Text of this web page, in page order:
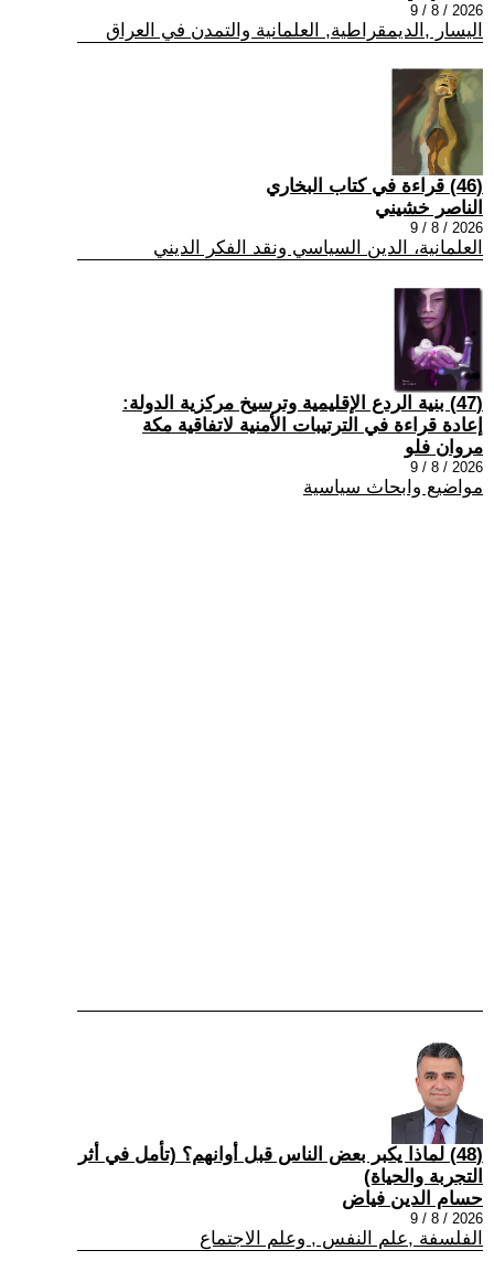
2026 / 8 / 9
اليسار ,الديمقراطية, العلمانية والتمدن في العراق
(46) قراءة في كتاب البخاري
الناصر خشيني
2026 / 8 / 9
العلمانية، الدين السياسي ونقد الفكر الديني
(47) بنية الردع الإقليمية وترسيخ مركزية الدولة:
إعادة قراءة في الترتيبات الأمنية لاتفاقية مكة
مروان فلو
2026 / 8 / 9
مواضيع وابحاث سياسية
(48) لماذا يكبر بعض الناس قبل أوانهم؟ (تأمل في أثر
التجربة والحياة)
حسام الدين فياض
2026 / 8 / 9
الفلسفة ,علم النفس , وعلم الاجتماع